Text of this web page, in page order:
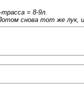
= 8-9л.
снова тот же